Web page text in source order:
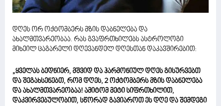
დღეს ორ ოქტომბერს მზის დაბნელება და
ახალმთვარეობაა. რას გვაფრთხილებს ასტროლოგი
მიხეილ ცაგარელი დღევანდელ დღესთან დაკავშირებით:
„ყველას ბედნიერ, მშვიდ და ჰარმონიულ დღეს გისურვებთ
და შეგახსენებთ, რომ დღეს, 2 ოქტომბერს მზის დაბნელება
და ახალმთვარეობაა! ამიტომ მეტი სიფრთხილით,
დაკვირვებულობით, სწორად გავიაროთ ეს დღე და შემდეგი